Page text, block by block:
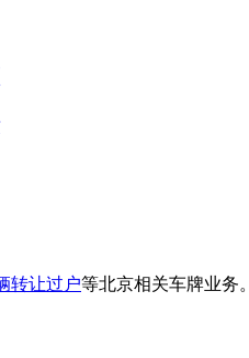
转让过户等北京相关车牌业务。